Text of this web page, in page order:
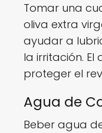
Tomar una
oliva extra
ayudar a
la irritación.
proteger el
Agua de
Beber agua